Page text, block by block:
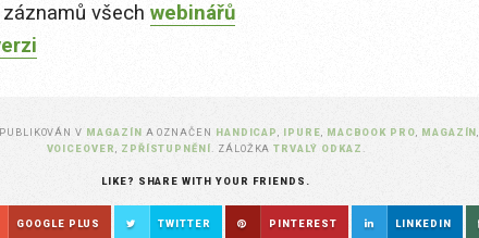
všech webinářů
V MAGAZÍN A OZNAČEN HANDICAP, IPURE, MACBOOK PRO, MAGAZÍN,
VOICEOVER, ZPŘÍSTUPNĚNÍ. ZÁLOŽKATRVALÝ ODKAZ .
LIKE? SHARE WITH YOUR FRIENDS.
GOOGLE PLUS TWITTER PINTEREST LINKEDIN